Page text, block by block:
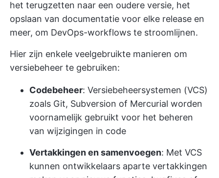
het terugzetten naar een oudere versie, het
opslaan van documentatie voor elke release en
meer, om DevOps-workflows te stroomlijnen.
Hier zijn enkele veelgebruikte manieren om
versiebeheer te gebruiken:
Codebeheer: Versiebeheersystemen (VCS)
zoals Git, Subversion of Mercurial worden
voornamelijk gebruikt voor het beheren
van wijzigingen in code
Vertakkingen en samenvoegen: Met VCS
kunnen ontwikkelaars aparte vertakkingen